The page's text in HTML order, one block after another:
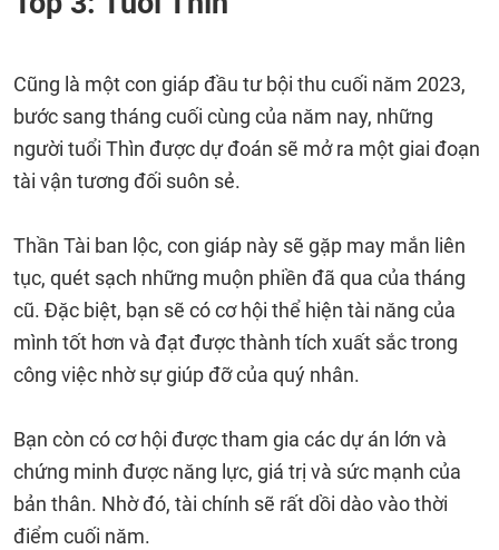
Cũng là một con giáp đầu tư bội thu cuối năm 2023,
bước sang tháng cuối cùng của năm nay, những
người tuổi Thìn được dự đoán sẽ mở ra một giai đoạn
tài vận tương đối suôn sẻ.
Thần Tài ban lộc, con giáp này sẽ gặp may mắn liên
tục, quét sạch những muộn phiền đã qua của tháng
cũ. Đặc biệt, bạn sẽ có cơ hội thể hiện tài năng của
mình tốt hơn và đạt được thành tích xuất sắc trong
công việc nhờ sự giúp đỡ của quý nhân.
Bạn còn có cơ hội được tham gia các dự án lớn và
chứng minh được năng lực, giá trị và sức mạnh của
bản thân. Nhờ đó, tài chính sẽ rất dồi dào vào thời
điểm cuối năm.